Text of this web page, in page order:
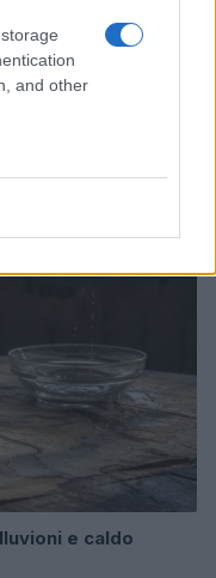
and other
che hanno
e caldo